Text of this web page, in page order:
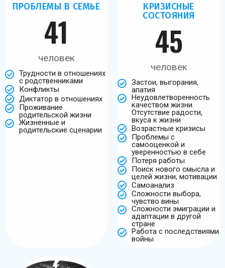
ПРОБЛЕМЫ В СЕМЬЕ
41
человек
Трудности в отношениях
с родственниками
Конфликты
Диктатор в отношениях
Проживание
родительской жизни
Жизненные и
родительские сценарии
КРИЗИСНЫЕ
СОСТОЯНИЯ
45
человек
Застои, выгорания,
апатия
Неудовлетворенность
качеством жизни.
Отсутствие радости,
вкуса к жизни
Возрастные кризисы
Проблемы с
самооценкой и
уверенностью в себе
Потеря работы
Поиск нового смысла и
целей жизни, мотивации
Самоанализ
Сложности выбора,
чувство вины
Сложности эмиграции и
адаптации в другой
стране
Работа с последствиями
войны